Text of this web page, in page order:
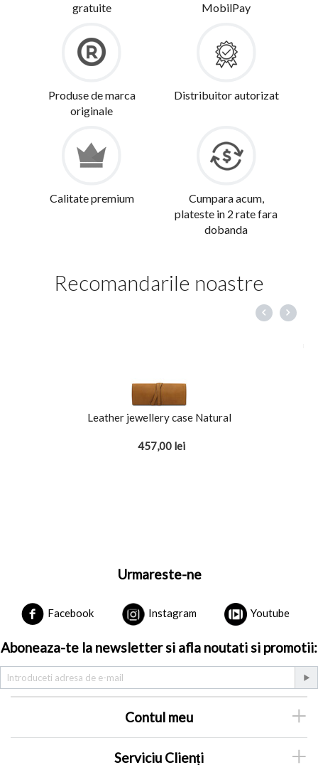
gratuite
MobilPay
Produse de marca
originale
Distribuitor autorizat
Calitate premium
Cumpara acum,
plateste in 2 rate fara
dobanda
Recomandarile noastre
Leather jewellery case Natural
457,00 lei
Urmareste-ne
Facebook Instagram Youtube
Aboneaza-te la newsletter si afla noutati si promotii:
Contul meu
Serviciu Clienți